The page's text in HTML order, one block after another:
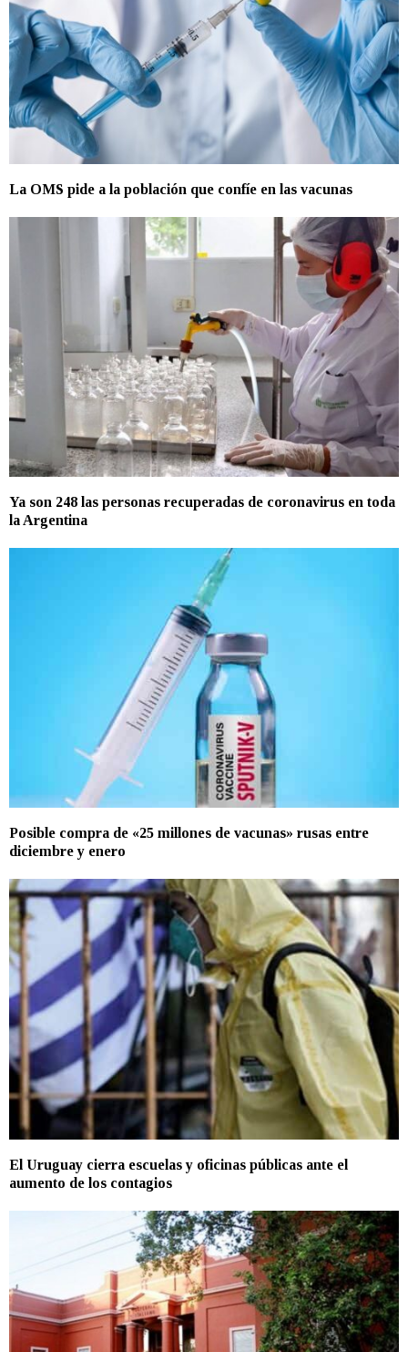
La OMS pide a la población que confíe en las vacunas
Ya son 248 las personas recuperadas de coronavirus en toda
la Argentina
Posible compra de «25 millones de vacunas» rusas entre
diciembre y enero
El Uruguay cierra escuelas y oficinas públicas ante el
aumento de los contagios